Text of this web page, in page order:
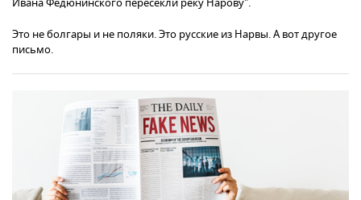
Это не болгары и не поляки. Это русские из Нарвы. А вот другое
письмо.